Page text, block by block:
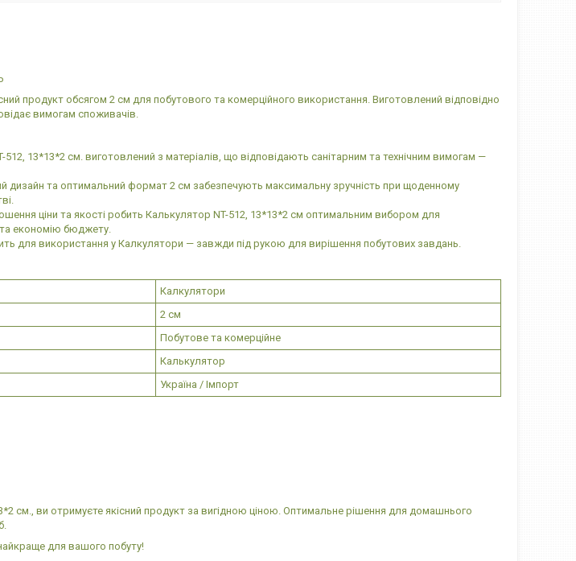
продукт обсягом 2 см для побутового та комерційного використання. Виготовлений відповідно
вимогам споживачів.
13*13*2 см. виготовлений з матеріалів, що відповідають санітарним та технічним вимогам —
дизайн та оптимальний формат 2 см забезпечують максимальну зручність при щоденному
ціни та якості робить Калькулятор NT-512, 13*13*2 см оптимальним вибором для
економію бюджету.
для використання у Калкулятори — завжди під рукою для вирішення побутових завдань.
Калкулятори
2 см
Побутове та комерційне
Калькулятор
Україна / Імпорт
см., ви отримуєте якісний продукт за вигідною ціною. Оптимальне рішення для домашнього
для вашого побуту!